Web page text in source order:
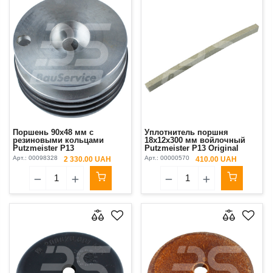
Поршень 90х48 мм с
резиновыми кольцами
Putzmeister P13
Арт.: 00098328 2 330.00 UAH
Уплотнитель поршня
18х12х300 мм войлочный
Putzmeister P13 Original
Арт.: 00000570 410.00 UAH